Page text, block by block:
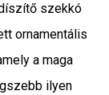
szekkó
ornamentális
a maga
ilyen